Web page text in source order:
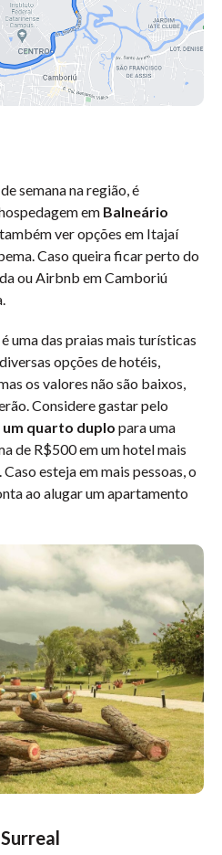
semana na região, é
em Balneário
ver opções em Itajaí
Caso queira ficar perto do
ou Airbnb em Camboriú
uma das praias mais turísticas
opções de hotéis,
os valores não são baixos,
Considere gastar pelo
um quarto duplo para uma
de R$500 em um hotel mais
esteja em mais pessoas, o
ao alugar um apartamento